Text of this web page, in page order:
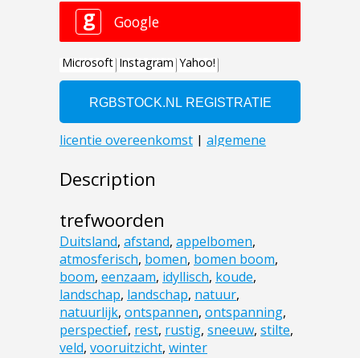
Description
trefwoorden
Duitsland, afstand, appelbomen,
atmosferisch, bomen, bomen boom,
boom, eenzaam, idyllisch, koude,
landschap, landschap, natuur,
natuurlijk, ontspannen, ontspanning,
perspectief, rest, rustig, sneeuw, stilte,
veld, vooruitzicht, winter